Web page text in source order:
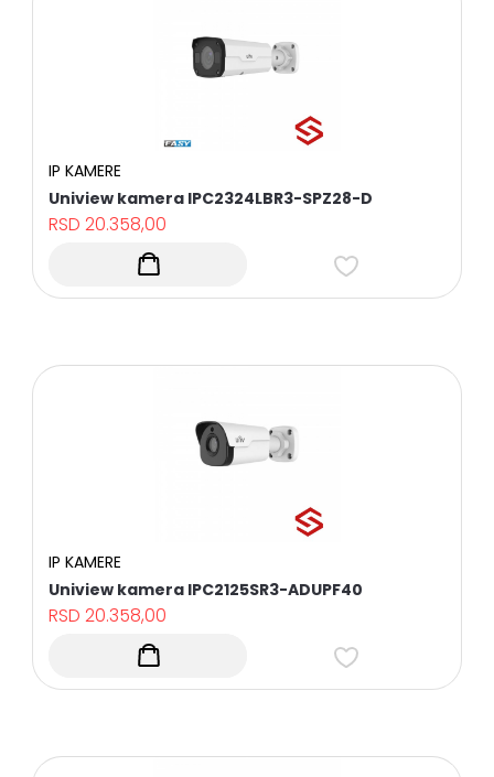
IP KAMERE
Uniview kamera IPC2324LBR3-SPZ28-D
RSD20.358,00
IP KAMERE
Uniview kamera IPC2125SR3-ADUPF40
RSD20.358,00